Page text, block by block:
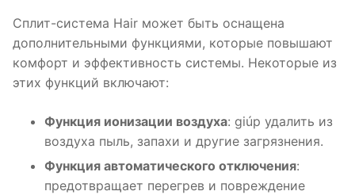
Сплит-система Hair может быть оснащена
дополнительными функциями, которые повышают
комфорт и эффективность системы. Некоторые из
этих функций включают:
Функция ионизации воздуха: giúp удалить из
воздуха пыль, запахи и другие загрязнения.
Функция автоматического отключения:
предотвращает перегрев и повреждение